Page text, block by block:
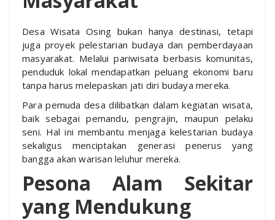
Desa Wisata Osing bukan hanya destinasi, tetapi
juga proyek pelestarian budaya dan pemberdayaan
masyarakat. Melalui pariwisata berbasis komunitas,
penduduk lokal mendapatkan peluang ekonomi baru
tanpa harus melepaskan jati diri budaya mereka.
Para pemuda desa dilibatkan dalam kegiatan wisata,
baik sebagai pemandu, pengrajin, maupun pelaku
seni. Hal ini membantu menjaga kelestarian budaya
sekaligus menciptakan generasi penerus yang
bangga akan warisan leluhur mereka.
Pesona Alam Sekitar
yang Mendukung